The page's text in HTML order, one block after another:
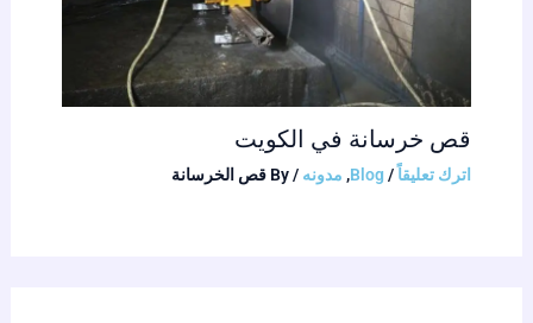
قص خرسانة في الكويت
اترك تعليقاً /
Blog
, مدونه / By قص الخرسانة